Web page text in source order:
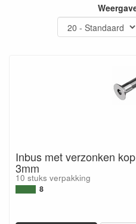
Inbus met verzonken
3mm
10 stuks verpakking
8